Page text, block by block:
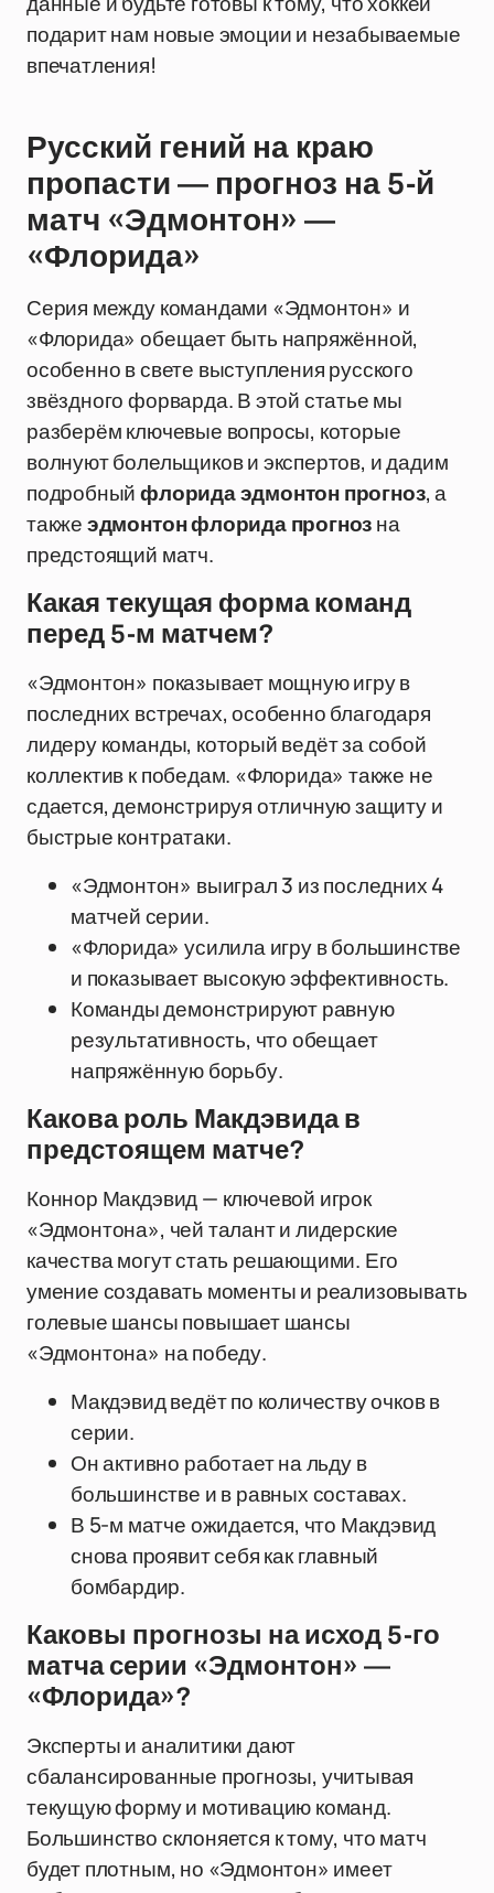
подарит нам новые эмоции и незабываемые
впечатления!
Русский гений на краю
пропасти — прогноз на 5-й
матч «Эдмонтон» —
«Флорида»
Серия между командами «Эдмонтон» и
«Флорида» обещает быть напряжённой,
особенно в свете выступления русского
звёздного форварда. В этой статье мы
разберём ключевые вопросы, которые
волнуют болельщиков и экспертов, и дадим
подробныйфлорида эдмонтон прогноз, а
такжеэдмонтон флорида прогнозна
предстоящий матч.
Какая текущая форма команд
перед 5-м матчем?
«Эдмонтон» показывает мощную игру в
последних встречах, особенно благодаря
лидеру команды, который ведёт за собой
коллектив к победам. «Флорида» также не
сдается, демонстрируя отличную защиту и
быстрые контратаки.
«Эдмонтон» выиграл 3 из последних 4
матчей серии.
«Флорида» усилила игру в большинстве
и показывает высокую эффективность.
Команды демонстрируют равную
результативность, что обещает
напряжённую борьбу.
Какова роль Макдэвида в
предстоящем матче?
Коннор Макдэвид — ключевой игрок
«Эдмонтона», чей талант и лидерские
качества могут стать решающими. Его
умение создавать моменты и реализовывать
голевые шансы повышает шансы
«Эдмонтона» на победу.
Макдэвид ведёт по количеству очков в
серии.
Он активно работает на льду в
большинстве и в равных составах.
В 5-м матче ожидается, что Макдэвид
снова проявит себя как главный
бомбардир.
Каковы прогнозы на исход 5-го
матча серии «Эдмонтон» —
«Флорида»?
Эксперты и аналитики дают
сбалансированные прогнозы, учитывая
текущую форму и мотивацию команд.
Большинство склоняется к тому, что матч
будет плотным, но «Эдмонтон» имеет